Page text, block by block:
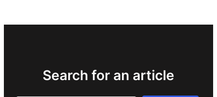
Search for an article